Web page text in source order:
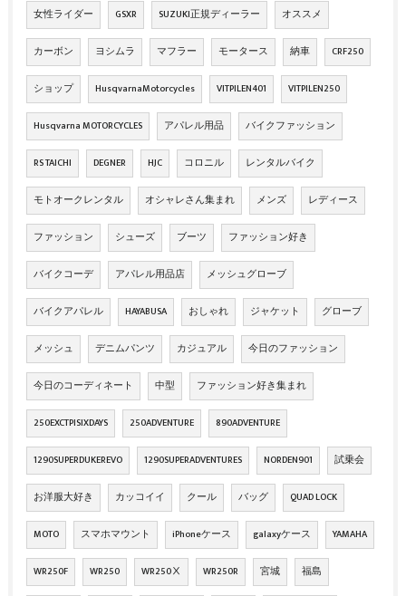
女性ライダー GSXR SUZUKI正規ディーラー オススメ
カーボン ヨシムラ マフラー モータース 納車 CRF250
ショップ HusqvarnaMotorcycles VITPILEN401 VITPILEN250
Husqvarna MOTORCYCLES アパレル用品 バイクファッション
RS TAICHI DEGNER HJC コロニル レンタルバイク
モトオークレンタル オシャレさん集まれ メンズ レディース
ファッション シューズ ブーツ ファッション好き
バイクコーデ アパレル用品店 メッシュグローブ
バイクアパレル HAYABUSA おしゃれ ジャケット グローブ
メッシュ デニムパンツ カジュアル 今日のファッション
今日のコーディネート 中型 ファッション好き集まれ
250EXCTPISIXDAYS 250ADVENTURE 890ADVENTURE
1290SUPERDUKEREVO 1290SUPERADVENTURES NORDEN901 試乗会
お洋服大好き カッコイイ クール バッグ QUAD LOCK
MOTO スマホマウント iPhoneケース galaxyケース YAMAHA
WR250F WR250 WR250Ⅹ WR250R 宮城 福島